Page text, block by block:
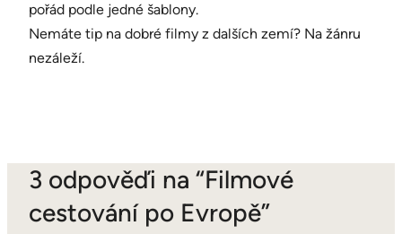
pořád podle jedné šablony.
Nemáte tip na dobré filmy z dalších zemí? Na žánru
nezáleží.
3 odpověďi na “Filmové
cestování po Evropě”